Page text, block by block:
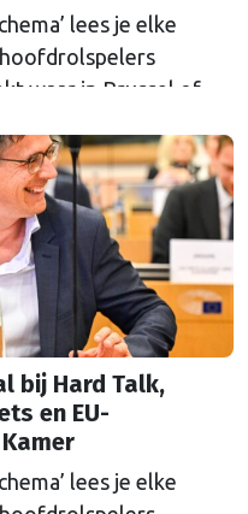
lees je elke
waar in Brussel of
bij Hard Talk,
en EU-
lees je elke